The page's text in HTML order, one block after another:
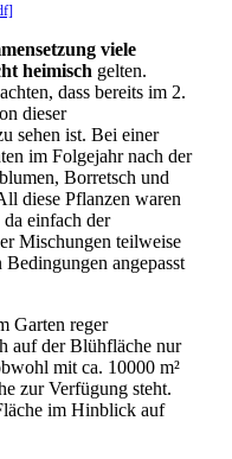
viele
heimisch gelten.
dass bereits im 2.
dieser
sehen ist. Bei einer
im Folgejahr nach der
Borretsch und
diese Pflanzen waren
einfach der
Mischungen teilweise
angepasst
Garten reger
auf der Blühfläche nur
mit ca. 10000 m²
zur Verfügung steht.
im Hinblick auf